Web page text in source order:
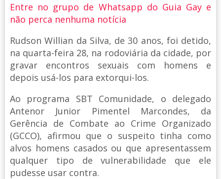
Entre no grupo de Whatsapp do Guia Gay e
não perca nenhuma notícia
Rudson Willian da Silva, de 30 anos, foi detido,
na quarta-feira 28, na rodoviária da cidade, por
gravar encontros sexuais com homens e
depois usá-los para extorqui-los.
Ao programa SBT Comunidade, o delegado
Antenor Junior Pimentel Marcondes, da
Gerência de Combate ao Crime Organizado
(GCCO), afirmou que o suspeito tinha como
alvos homens casados ou que apresentassem
qualquer tipo de vulnerabilidade que ele
pudesse usar contra.